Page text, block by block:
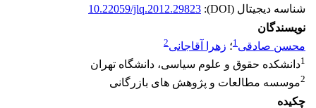
شناسه دیجیتال (DOI):
10.22059/jlq.2012.29823
نویسندگان
محسن صادقی1؛ زهرا آقاجانی2
1دانشکده حقوق و علوم سیاسی، دانشگاه تهران
2موسسه مطالعات و پژوهش های بازرگانی
چکیده